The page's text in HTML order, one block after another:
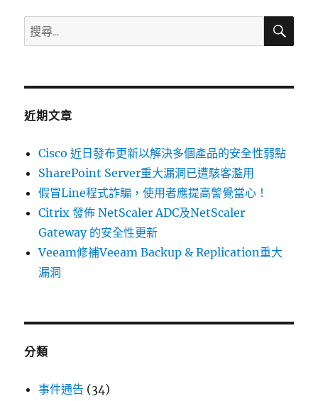
搜
尋
鍵
搜
近期文章
Cisco 近日發布更新以解決多個產品的安全性弱點
SharePoint Server重大漏洞已遭駭客濫用
假冒Line程式詐騙，使用者應提高警覺當心！
Citrix 發佈 NetScaler ADC及NetScaler
Gateway 的安全性更新
Veeam修補Veeam Backup & Replication重大
漏洞
分類
事件通告 (34)